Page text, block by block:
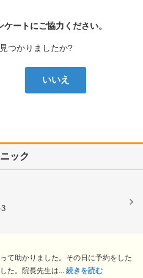
ケートにご協力ください。
つかりましたか?
いいえ
ック
て助かりました。その日に予約をした
た。院長先生は... 続きを読む